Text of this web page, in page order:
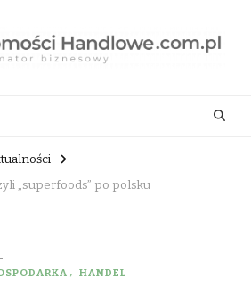
„superfoods” po polsku
HANDEL